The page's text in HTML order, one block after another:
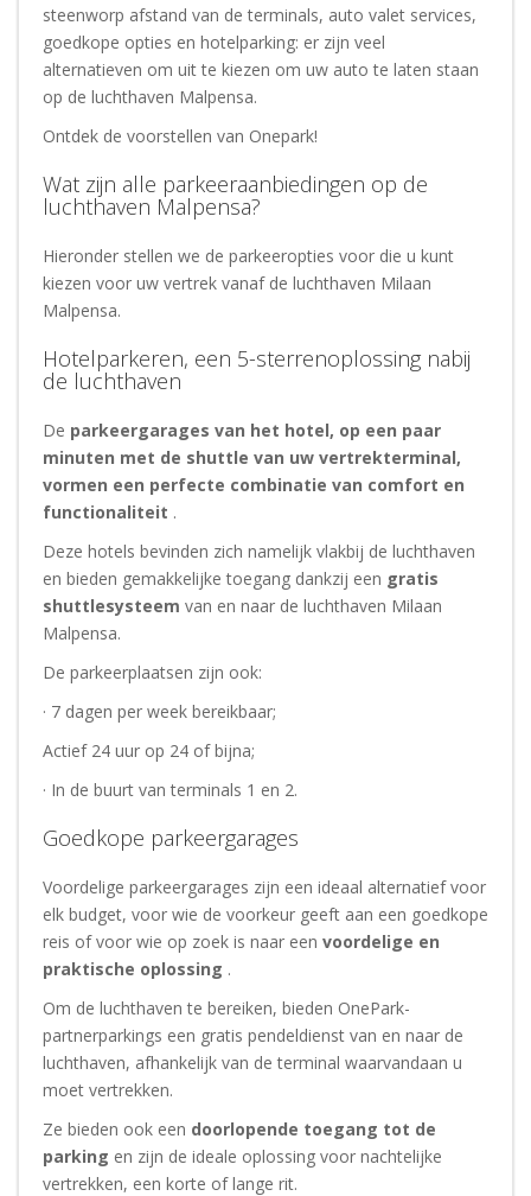
steenworp afstand van de terminals, auto valet services,
goedkope opties en hotelparking: er zijn veel
alternatieven om uit te kiezen om uw auto te laten staan
op de luchthaven Malpensa.
Ontdek de voorstellen van Onepark!
Wat zijn alle parkeeraanbiedingen op de
luchthaven Malpensa?
Hieronder stellen we de parkeeropties voor die u kunt
kiezen voor uw vertrek vanaf de luchthaven Milaan
Malpensa.
Hotelparkeren, een 5-sterrenoplossing nabij
de luchthaven
De parkeergarages van het hotel, op een paar
minuten met de shuttle van uw vertrekterminal,
vormen een perfecte combinatie van comfort en
functionaliteit .
Deze hotels bevinden zich namelijk vlakbij de luchthaven
en bieden gemakkelijke toegang dankzij een gratis
shuttlesysteem van en naar de luchthaven Milaan
Malpensa.
De parkeerplaatsen zijn ook:
· 7 dagen per week bereikbaar;
Actief 24 uur op 24 of bijna;
· In de buurt van terminals 1 en 2.
Goedkope parkeergarages
Voordelige parkeergarages zijn een ideaal alternatief voor
elk budget, voor wie de voorkeur geeft aan een goedkope
reis of voor wie op zoek is naar een voordelige en
praktische oplossing .
Om de luchthaven te bereiken, bieden OnePark-
partnerparkings een gratis pendeldienst van en naar de
luchthaven, afhankelijk van de terminal waarvandaan u
moet vertrekken.
Ze bieden ook een doorlopende toegang tot de
parking en zijn de ideale oplossing voor nachtelijke
vertrekken, een korte of lange rit.